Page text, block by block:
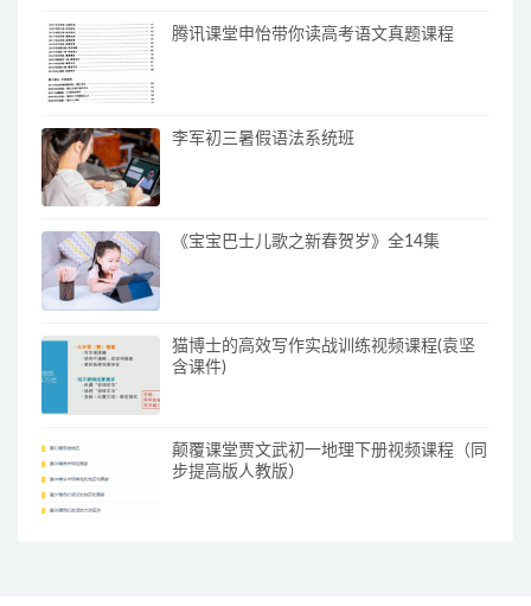
腾讯课堂申怡带你读高考语文真题课程
李军初三暑假语法系统班
《宝宝巴士儿歌之新春贺岁》全14集
猫博士的高效写作实战训练视频课程(袁坚
含课件)
颠覆课堂贾文武初一地理下册视频课程（同
步提高版人教版）